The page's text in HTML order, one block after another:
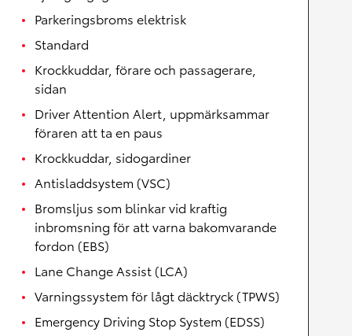
Parkeringsbroms elektrisk
Standard
Krockkuddar, förare och passagerare,
sidan
Driver Attention Alert, uppmärksammar
föraren att ta en paus
Krockkuddar, sidogardiner
Antisladdsystem (VSC)
Bromsljus som blinkar vid kraftig
inbromsning för att varna bakomvarande
fordon (EBS)
Lane Change Assist (LCA)
Varningssystem för lågt däcktryck (TPWS)
Emergency Driving Stop System (EDSS)